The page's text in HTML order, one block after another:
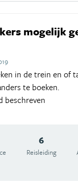
mogelijk
in de trein en
te boeken.
beschreven
6
Reisleiding